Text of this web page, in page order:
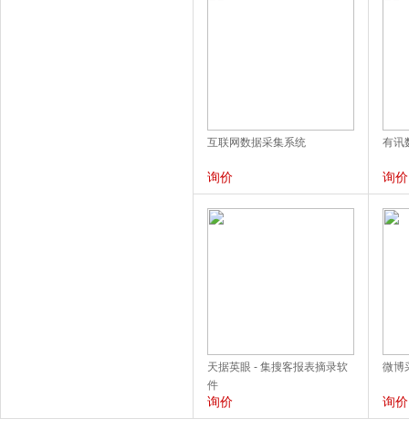
互联网数据采集系统
询价
有讯
询价
天据英眼 - 集搜客报表摘录软
件
询价
微博
询价